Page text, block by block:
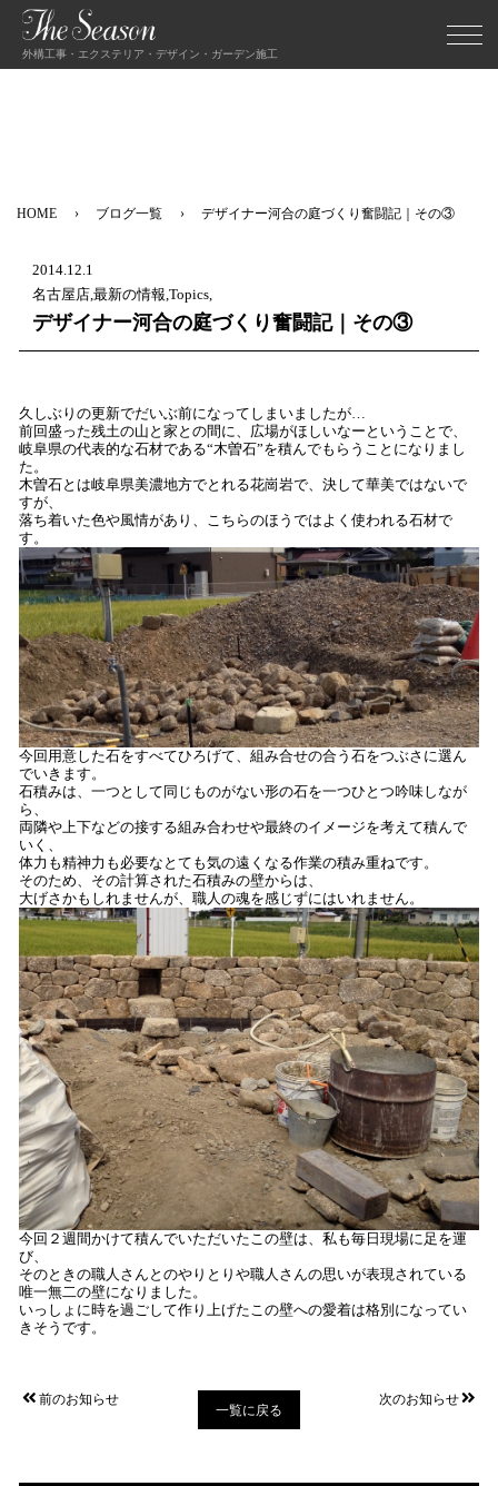
外構工事・エクステリア・デザイン・ガーデン施工
HOME ブログ一覧 デザイナー河合の庭づくり奮闘記｜その③
2014.12.1
名古屋店,最新の情報,Topics,
デザイナー河合の庭づくり奮闘記｜その③
久しぶりの更新でだいぶ前になってしまいましたが…
前回盛った残土の山と家との間に、広場がほしいなーということで、
岐阜県の代表的な石材である“木曽石”を積んでもらうことになりまし
た。
木曽石とは岐阜県美濃地方でとれる花崗岩で、決して華美ではないで
すが、
落ち着いた色や風情があり、こちらのほうではよく使われる石材で
す。
今回用意した石をすべてひろげて、組み合せの合う石をつぶさに選ん
でいきます。
石積みは、一つとして同じものがない形の石を一つひとつ吟味しなが
ら、
両隣や上下などの接する組み合わせや最終のイメージを考えて積んで
いく、
体力も精神力も必要なとても気の遠くなる作業の積み重ねです。
そのため、その計算された石積みの壁からは、
大げさかもしれませんが、職人の魂を感じずにはいれません。
今回２週間かけて積んでいただいたこの壁は、私も毎日現場に足を運
び、
そのときの職人さんとのやりとりや職人さんの思いが表現されている
唯一無二の壁になりました。
いっしょに時を過ごして作り上げたこの壁への愛着は格別になってい
きそうです。
前のお知らせ
一覧に戻る
次のお知らせ